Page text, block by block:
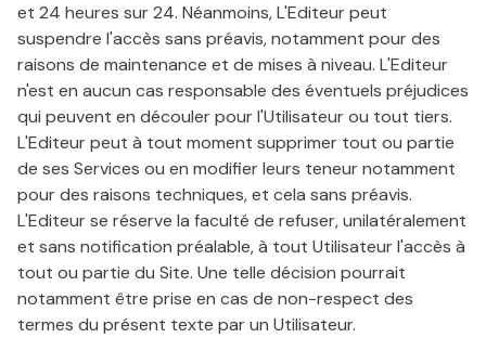
et 24 heures sur 24. Néanmoins, L'Editeur peut
suspendre l'accès sans préavis, notamment pour des
raisons de maintenance et de mises à niveau. L'Editeur
n'est en aucun cas responsable des éventuels préjudices
qui peuvent en découler pour l'Utilisateur ou tout tiers.
L'Editeur peut à tout moment supprimer tout ou partie
de ses Services ou en modifier leurs teneur notamment
pour des raisons techniques, et cela sans préavis.
L'Editeur se réserve la faculté de refuser, unilatéralement
et sans notification préalable, à tout Utilisateur l'accès à
tout ou partie du Site. Une telle décision pourrait
notamment être prise en cas de non-respect des
termes du présent texte par un Utilisateur.